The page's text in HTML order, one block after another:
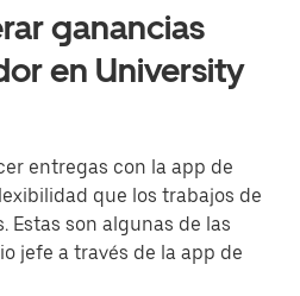
ganancias
en University
entregas con la app de
que los trabajos de
Estas son algunas de las
jefe a través de la app de